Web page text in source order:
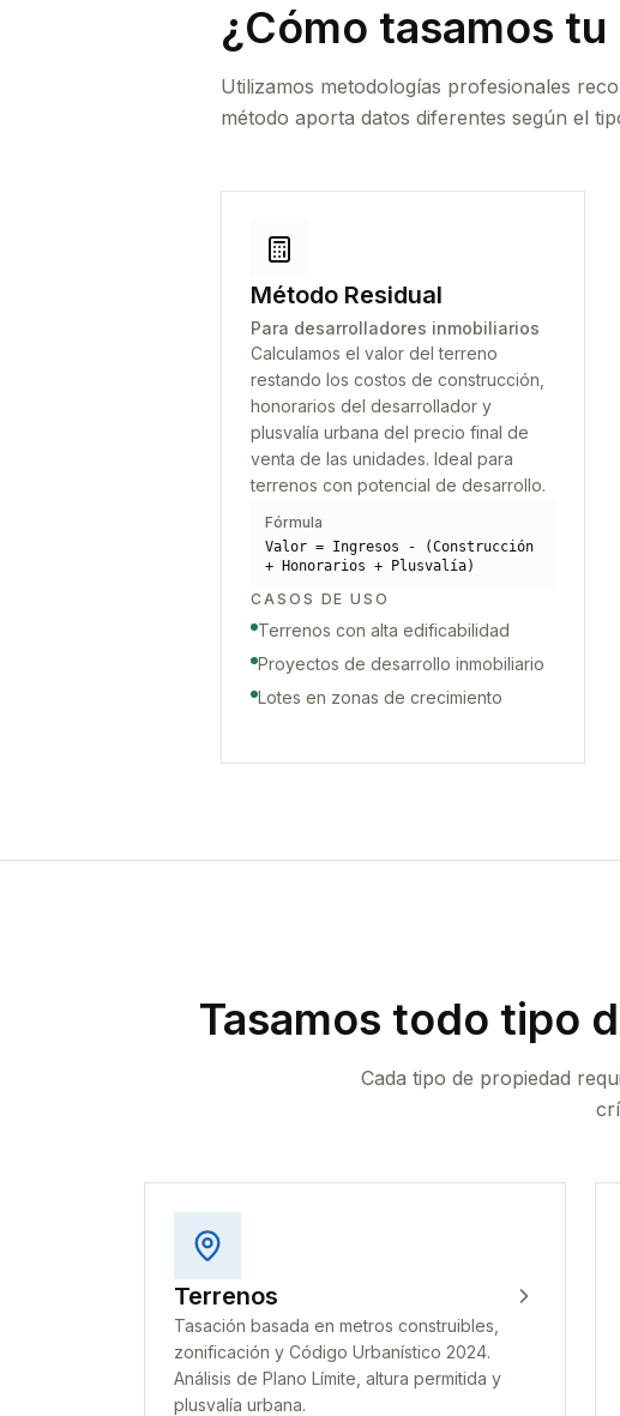
¿Cómo tasamos
Utilizamos metodologías profesionales
método aporta datos diferentes según el
Método Residual
Para desarrolladores inmobiliarios
Calculamos el valor del terreno
restando los costos de construcción,
honorarios del desarrollador y
plusvalía urbana del precio final de
venta de las unidades. Ideal para
terrenos con potencial de desarrollo.
Fórmula
Valor = Ingresos - (Construcción
+ Honorarios + Plusvalía)
CASOS DE USO
Terrenos con alta edificabilidad
Proyectos de desarrollo inmobiliario
Lotes en zonas de crecimiento
Tasamos todo tipo
Cada tipo de propiedad
Terrenos
Tasación basada en metros construibles,
zonificación y Código Urbanístico 2024.
Análisis de Plano Límite, altura permitida y
plusvalía urbana.